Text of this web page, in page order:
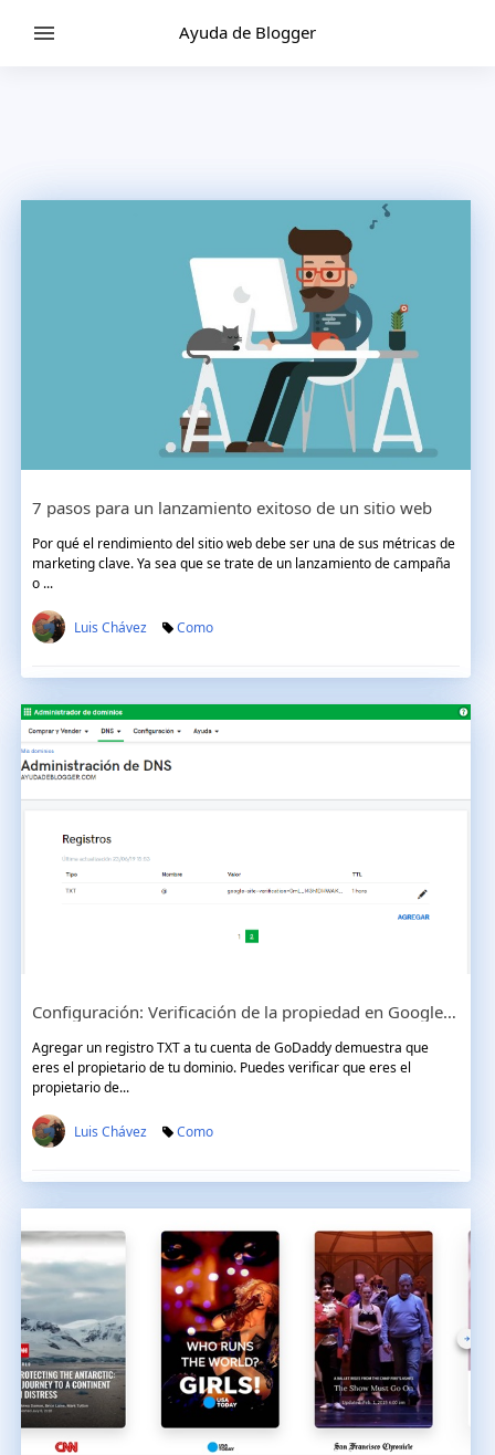
Ayuda de Blogger
7 pasos para un lanzamiento exitoso de un sitio web
Por qué el rendimiento del sitio web debe ser una de sus métricas de
marketing clave. Ya sea que se trate de un lanzamiento de campaña
o ...
Luis Chávez Como
Configuración: Verificación de la propiedad en Google search console ¿Cómo añadir un registro TXT en GoDaddy?
Agregar un registro TXT a tu cuenta de GoDaddy demuestra que
eres el propietario de tu dominio. Puedes verificar que eres el
propietario de...
Luis Chávez Como